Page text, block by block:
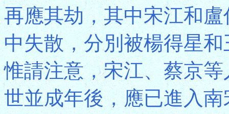
再應其劫，其中宋江和
中失散，分別被楊得星
惟請注意，宋江、蔡京
世並成年後，應已進入